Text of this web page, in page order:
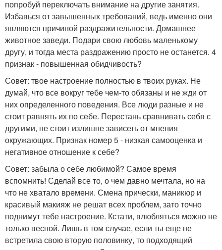
попробуй переключать внимание на другие занятия.
Избавься от завышенных требований, ведь именно они
являются причиной раздражительности. Домашнее
животное заведи. Подари свою любовь маленькому
другу, и тогда места раздражению просто не останется. 4
признак - повышенная обидчивость?
Совет: твое настроение полностью в твоих руках. Не
думай, что все вокруг тебе чем-то обязаны и не жди от
них определенного поведения. Все люди разные и не
стоит равнять их по себе. Перестань сравнивать себя с
другими, не стоит излишне зависеть от мнения
окружающих. Признак номер 5 - низкая самооценка и
негативное отношение к себе?
Совет: забыла о себе любимой? Самое время
вспомнить! Сделай все то, о чем давно мечтала, но на
что не хватало времени. Смена прически, маникюр и
красивый макияж не решат всех проблем, зато точно
поднимут тебе настроение. Кстати, влюбляться можно не
только весной. Лишь в том случае, если ты еще не
встретила свою вторую половинку, то подходящий